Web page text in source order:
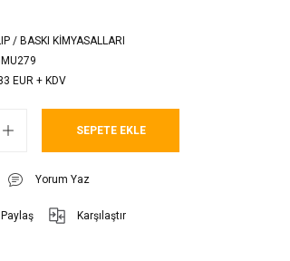
/ BASKI KİMYASALLARI
EUR + KDV
SEPETE EKLE
Yorum Yaz
Paylaş Karşılaştır